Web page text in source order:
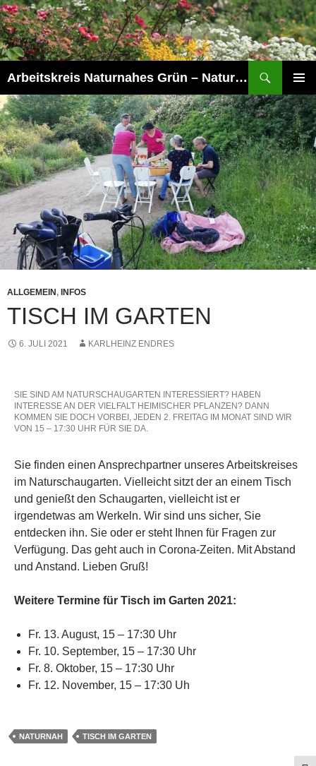
Zum
Inhalt
springen
Arbeitskreis Naturnahes Grün – Naturschaugarten Lindenmühle
MENÜ
ALLGEMEIN , INFOS
TISCH IM GARTEN
6. JULI 2021 KARLHEINZ ENDRES
SIE SIND AM NATURSCHAUGARTEN INTERESSIERT? HABEN
INTERESSE AN DER VIELFALT HEIMISCHER PFLANZEN? DANN
KOMMEN SIE DOCH VORBEI, JEDEN 2. FREITAG IM MONAT SIND WIR
VON 15 – 17:30 UHR FÜR SIE DA.
Sie finden einen Ansprechpartner unseres Arbeitskreises
im Naturschaugarten. Vielleicht sitzt der an einem Tisch
und genießt den Schaugarten, vielleicht ist er
irgendetwas am Werkeln. Wir sind uns sicher, Sie
entdecken ihn. Sie oder er steht Ihnen für Fragen zur
Verfügung. Das geht auch in Corona-Zeiten. Mit Abstand
und Anstand. Lieben Gruß!
Weitere Termine für Tisch im Garten 2021:
Fr. 13. August, 15 – 17:30 Uhr
Fr. 10. September, 15 – 17:30 Uhr
Fr. 8. Oktober, 15 – 17:30 Uhr
Fr. 12. November, 15 – 17:30 Uh
NATURNAH TISCH IM GARTEN